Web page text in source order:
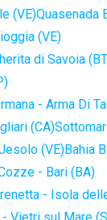
(VE)Quasenada
(VE)
di Savoia
- Arma Di
(CA)
(VE)Bahia
- Bari (BA)
- Isola